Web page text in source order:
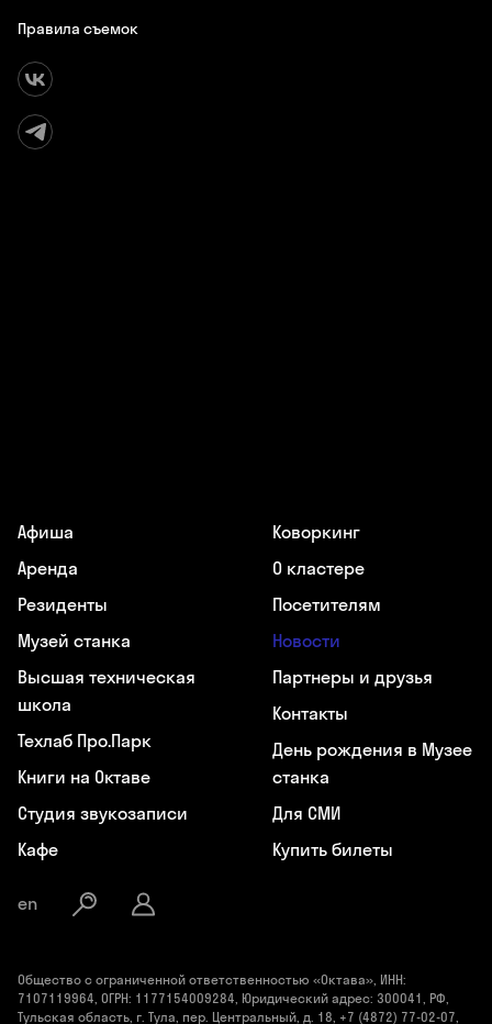
Правила съемок
Афиша
Аренда
Резиденты
Музей станка
Высшая техническая
школа
Техлаб Про.Парк
Книги на Октаве
Студия звукозаписи
Кафе
Коворкинг
О кластере
Посетителям
Новости
Партнеры и друзья
Контакты
День рождения в Музее
станка
Для СМИ
Купить билеты
en
Общество с ограниченной ответственностью «Октава», ИНН:
7107119964, ОГРН: 1177154009284, Юридический адрес: 300041, РФ,
Тульская область, г. Тула, пер. Центральный, д. 18, +7 (4872) 77-02-07,